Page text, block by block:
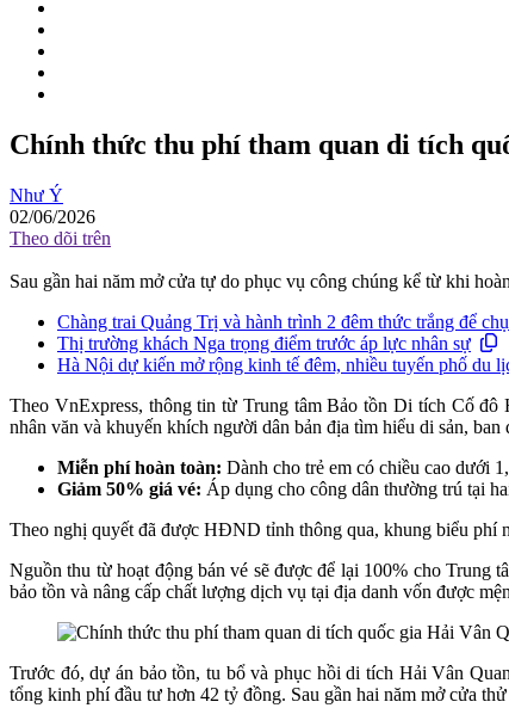
Chính thức thu phí tham quan di tích
Như Ý
02/06/2026
Theo dõi trên
Sau gần hai năm mở cửa tự do phục vụ công chúng kể từ khi
Chàng trai Quảng Trị và hành trình 2 đêm thức trắng để
Thị trường khách Nga trọng điểm trước áp lực nhân sự
Hà Nội dự kiến mở rộng kinh tế đêm, nhiều tuyến phố du
Theo VnExpress, thông tin từ Trung tâm Bảo tồn Di tích Cố đô
nhân văn và khuyến khích người dân bản địa tìm hiểu di sản,
Miễn phí hoàn toàn: Dành cho trẻ em có chiều cao dưới
Giảm 50% giá vé: Áp dụng cho công dân thường trú tại
Theo nghị quyết đã được HĐND tỉnh thông qua, khung biểu phí
Nguồn thu từ hoạt động bán vé sẽ được để lại 100% cho Trung
bảo tồn và nâng cấp chất lượng dịch vụ tại địa danh vốn được
Trước đó, dự án bảo tồn, tu bổ và phục hồi di tích Hải Vân
tổng kinh phí đầu tư hơn 42 tỷ đồng. Sau gần hai năm mở cửa